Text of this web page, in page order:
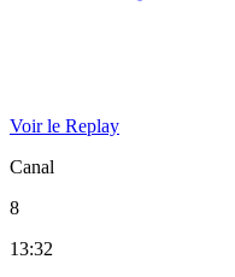
Voir le Replay
Canal
8
13:32